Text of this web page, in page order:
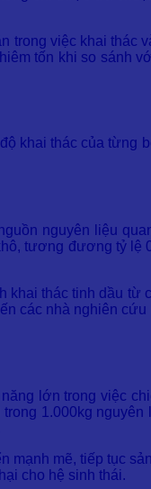
trong việc khai thác
tốn khi so sánh
khai thác của từng
nguyên liệu
tương đương tỷ
thác tinh dầu từ
các nhà nghiên
lớn trong việc
1.000kg
mạnh mẽ, tiếp tục
cho hệ sinh thái.